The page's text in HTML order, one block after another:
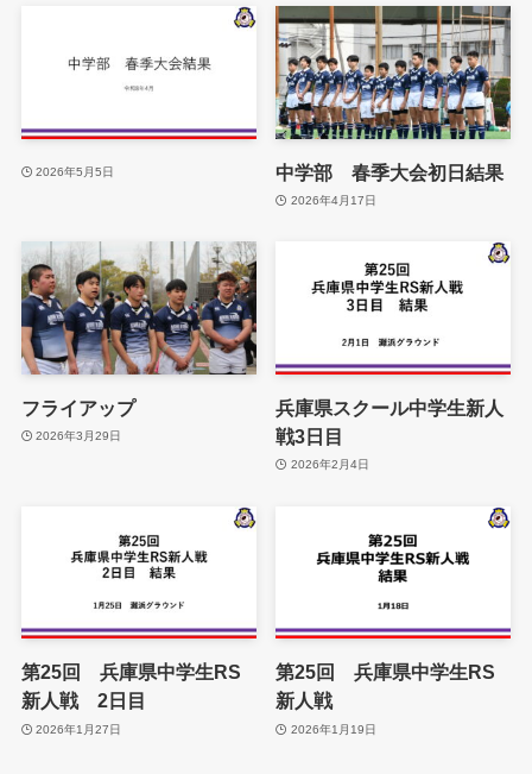
2026年5月5日 中学部 春季大会初日結果
2026年4月17日
フライアップ
2026年3月29日
兵庫県スクール中学生新人
戦3日目
2026年2月4日
第25回 兵庫県中学生RS
新人戦 2日目
2026年1月27日
第25回 兵庫県中学生RS
新人戦
2026年1月19日